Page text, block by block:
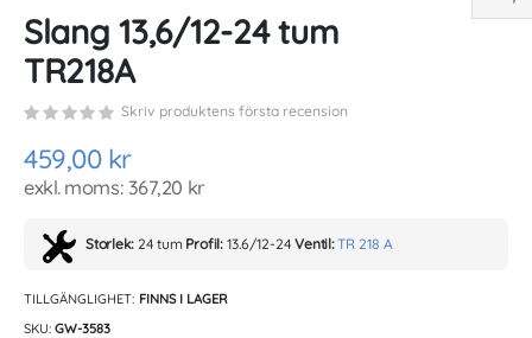
to
the
beginning
the
images
gallery
Slang 13,6/12-24 tum
TR218A
Skriv produktens första recension
459,00 kr
367,20 kr
Storlek: 24 tum Profil:13.6/12-24Ventil:TR 218 A
TILLGÄNGLIGHET: FINNS I LAGER
SKU GW-3583